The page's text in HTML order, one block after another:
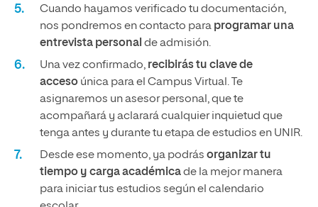
Cuando hayamos verificado tu documentación,
nos pondremos en contacto para programar una
entrevista personal de admisión.
Una vez confirmado, recibirás tu clave de
acceso única para el Campus Virtual. Te
asignaremos un asesor personal, que te
acompañará y aclarará cualquier inquietud que
tenga antes y durante tu etapa de estudios en UNIR.
Desde ese momento, ya podrás organizar tu
tiempo y carga académicade la mejor manera
para iniciar tus estudios según el calendario